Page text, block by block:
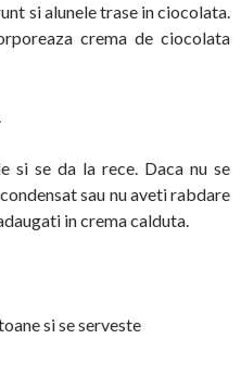
si alunele trase in ciocolata.
crema de ciocolata
si se da la rece. Daca nu se
sau nu aveti rabdare
in crema calduta.
si se serveste